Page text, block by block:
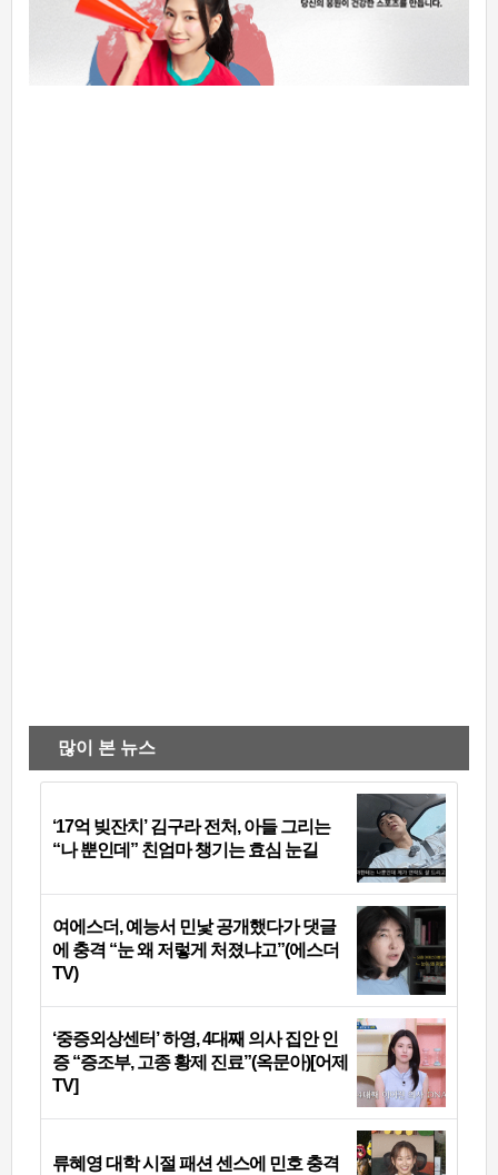
많이 본 뉴스
‘17억 빚잔치’ 김구라 전처, 아들 그리는
“나 뿐인데” 친엄마 챙기는 효심 눈길
여에스더, 예능서 민낯 공개했다가 댓글
에 충격 “눈 왜 저렇게 처졌냐고”(에스더
TV)
‘중증외상센터’ 하영, 4대째 의사 집안 인
증 “증조부, 고종 황제 진료”(옥문아)[어제
TV]
류혜영 대학 시절 패션 센스에 민호 충격